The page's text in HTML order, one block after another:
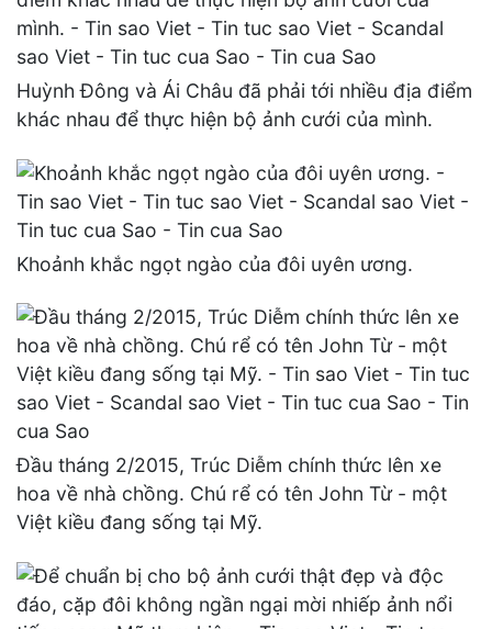
Huỳnh Đông và Ái Châu đã phải tới nhiều địa điểm
khác nhau để thực hiện bộ ảnh cưới của mình.
Khoảnh khắc ngọt ngào của đôi uyên ương.
Đầu tháng 2/2015, Trúc Diễm chính thức lên xe
hoa về nhà chồng. Chú rể có tên John Từ - một
Việt kiều đang sống tại Mỹ.